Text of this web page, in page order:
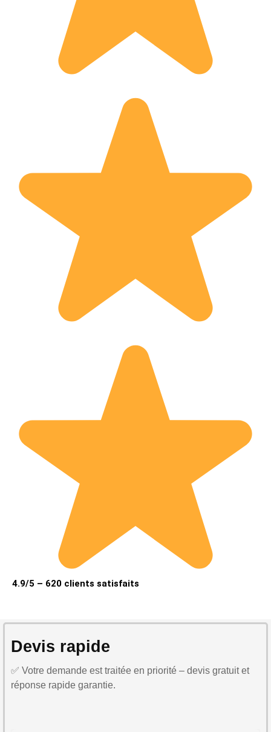
4.9/5 – 620 clients satisfaits
Devis rapide
✅ Votre demande est traitée en priorité – devis gratuit et
réponse rapide garantie.